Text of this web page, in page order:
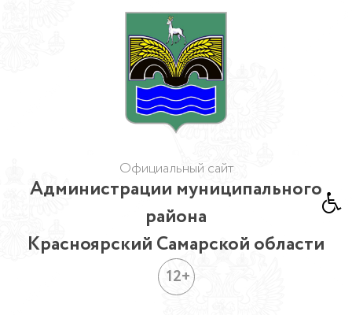
Официальный сайт
Администрации муниципального
района
Красноярский Самарской области
12+